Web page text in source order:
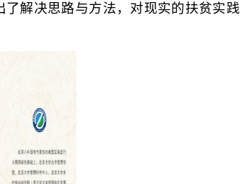
解决思路与方法，对现实的扶贫实践